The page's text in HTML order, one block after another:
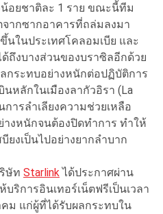
อยชาติละ 1 ราย ขณะนี้ทีม
ากซากอาคารที่ถล่มลงมา
นในประเทศโคลอมเบีย และ
ถึงบางส่วนของบราซิลอีกด้วย
กระทบอย่างหนักต่อปฏิบัติการ
หลักในเมืองลากัวอิรา (La
การลำเลียงความช่วยเหลือ
างหนักจนต้องปิดทำการ ทำให้
ยงเป็นไปอย่างยากลำบาก
ษัท Starlinkได้ประกาศผ่าน
ริการอินเทอร์เน็ตฟรีเป็นเวลา
ม แก่ผู้ที่ได้รับผลกระทบใน